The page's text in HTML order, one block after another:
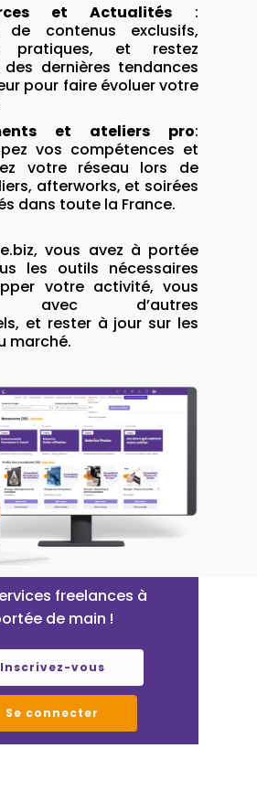
et Actualités:
de contenus exclusifs,
pratiques, et restez
des dernières tendances
pour faire évoluer votre
et ateliers pro:
vos compétences et
votre réseau lors de
afterworks, et soirées
dans toute la France.
vous avez à portée
les outils nécessaires
votre activité, vous
avec d’autres
et rester à jour sur les
marché.
freelances à
de main !
Inscrivez-vous
Se connecter